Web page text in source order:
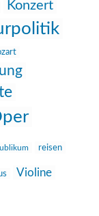
Konzert
reisen
Violine